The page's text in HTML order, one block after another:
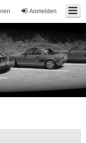
Anmelden